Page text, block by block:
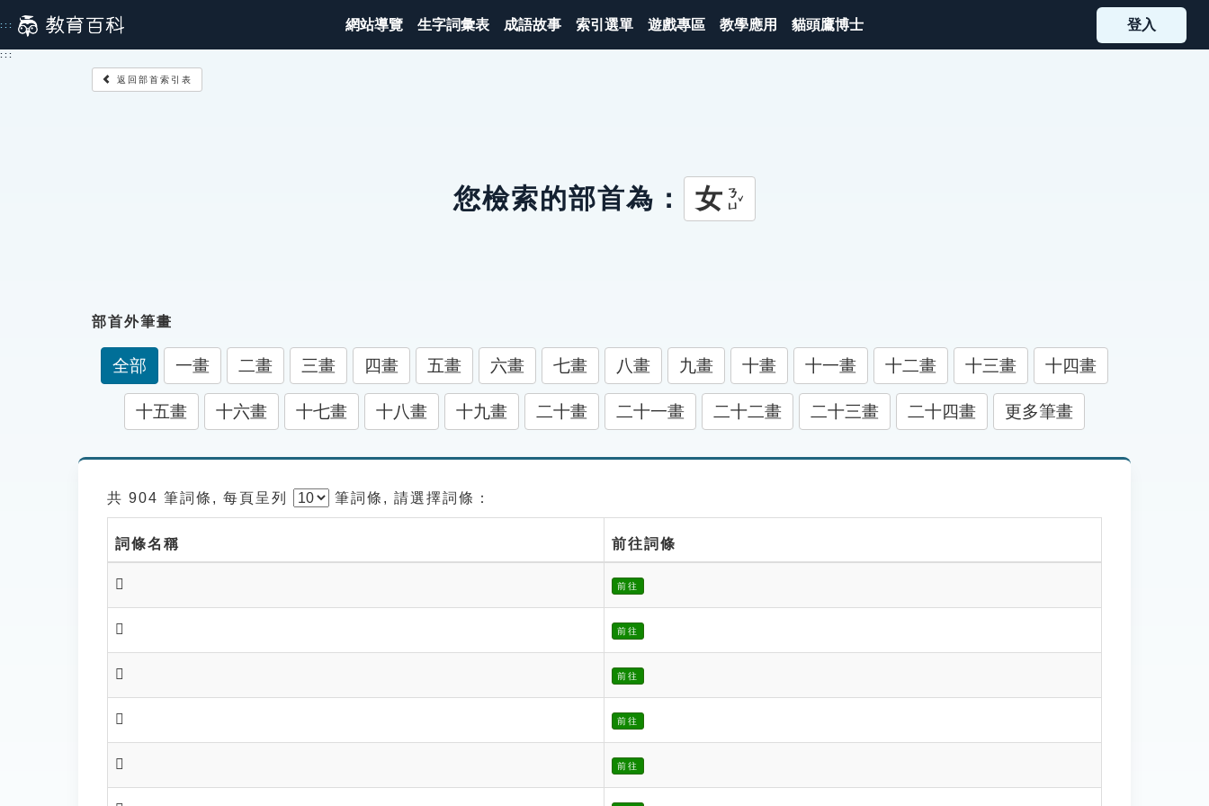
到
主
::: 網站導覽 生字詞彙表 成語故事 索引選單 遊戲專區 教學應用 貓頭鷹博士 登入
:::
返回部首索引表
您檢索的部首為： 女 ㄋㄩˇ
部首外筆畫
全部 一畫 二畫 三畫 四畫 五畫 六畫 七畫 八畫 九畫 十畫 十一畫 十二畫 十三畫 十四畫
十五畫 十六畫 十七畫 十八畫 十九畫 二十畫 二十一畫 二十二畫 二十三畫 二十四畫 更多筆畫
共 904 筆詞條, 每頁呈列 筆詞條, 請選擇詞條：
詞條名稱 前往詞條
𡢒 前往
𡢒 前往
𡢓 前往
𡢓 前往
𡢔 前往